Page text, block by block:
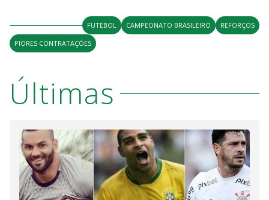
FUTEBOL CAMPEONATO BRASILEIRO
REFORÇOS
PIORES CONTRATAÇÕES
Últimas